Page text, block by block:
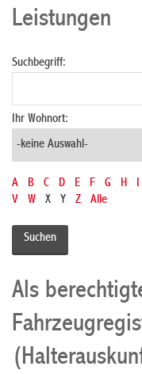
Leistungen
Suchbegriff:
Ihr Wohnort:
A B C D E F G H I
V
W X Y Z Alle
Als